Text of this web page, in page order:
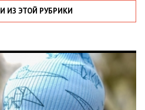
ИЗ ЭТОЙ РУБРИКИ